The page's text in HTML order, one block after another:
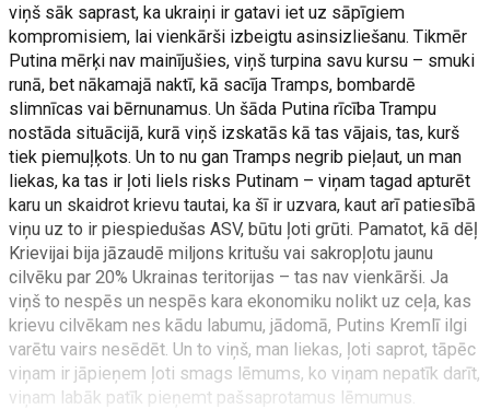
viņš sāk saprast, ka ukraiņi ir gatavi iet uz sāpīgiem
kompromisiem, lai vienkārši izbeigtu asinsizliešanu. Tikmēr
Putina mērķi nav mainījušies, viņš turpina savu kursu – smuki
runā, bet nākamajā naktī, kā sacīja Tramps, bombardē
slimnīcas vai bērnunamus. Un šāda Putina rīcība Trampu
nostāda situācijā, kurā viņš izskatās kā tas vājais, tas, kurš
tiek piemuļķots. Un to nu gan Tramps negrib pieļaut, un man
liekas, ka tas ir ļoti liels risks Putinam – viņam tagad apturēt
karu un skaidrot krievu tautai, ka šī ir uzvara, kaut arī patiesībā
viņu uz to ir piespiedušas ASV, būtu ļoti grūti. Pamatot, kā dēļ
Krievijai bija jāzaudē miljons kritušu vai sakropļotu jaunu
cilvēku par 20% Ukrainas teritorijas – tas nav vienkārši. Ja
viņš to nespēs un nespēs kara ekonomiku nolikt uz ceļa, kas
krievu cilvēkam nes kādu labumu, jādomā, Putins Kremlī ilgi
varētu vairs nesēdēt. Un to viņš, man liekas, ļoti saprot, tāpēc
viņam ir jāpieņem ļoti smags lēmums, ko viņam nepatīk darīt,
viņam labāk patīk pieņemt pašsaprotamus lēmumus.